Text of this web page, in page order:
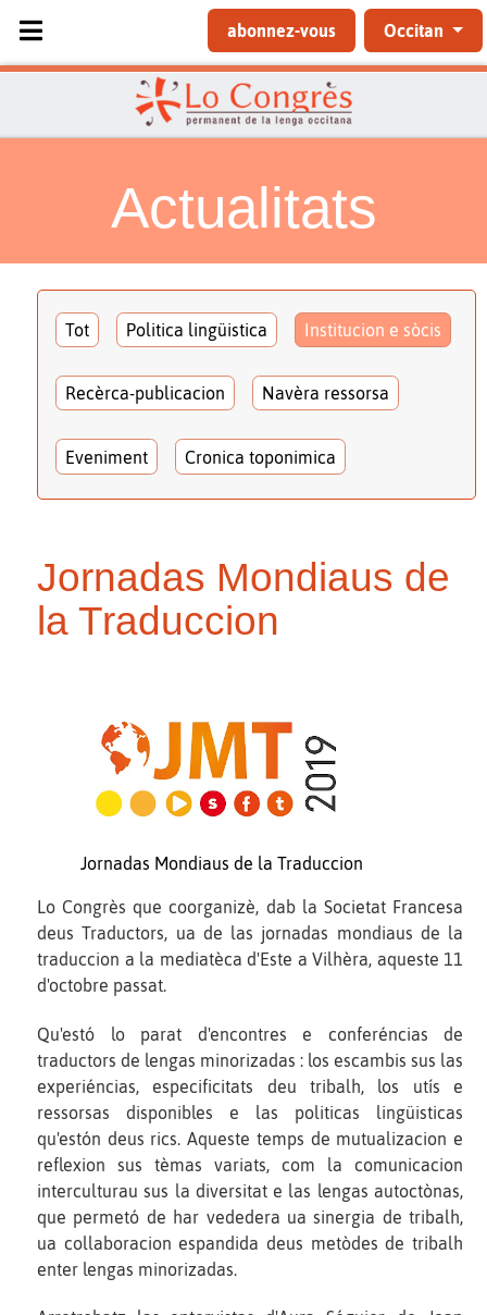
Sélectionnez votre langue
abonnez-vous Occitan
Actualitats
Tot Politica lingüistica Institucion e sòcis
Recèrca-publicacion Navèra ressorsa
Eveniment Cronica toponimica
Jornadas Mondiaus de
la Traduccion
Jornadas Mondiaus de la Traduccion
Lo Congrès que coorganizè, dab la Societat Francesa
deus Traductors, ua de las jornadas mondiaus de la
traduccion a la mediatèca d'Este a Vilhèra, aqueste 11
d'octobre passat.
Qu'estó lo parat d'encontres e conferéncias de
traductors de lengas minorizadas : los escambis sus las
experiéncias, especificitats deu tribalh, los utís e
ressorsas disponibles e las politicas lingüisticas
qu'estón deus rics. Aqueste temps de mutualizacion e
reflexion sus tèmas variats, com la comunicacion
interculturau sus la diversitat e las lengas autoctònas,
que permetó de har vededera ua sinergia de tribalh,
ua collaboracion espandida deus metòdes de tribalh
enter lengas minorizadas.